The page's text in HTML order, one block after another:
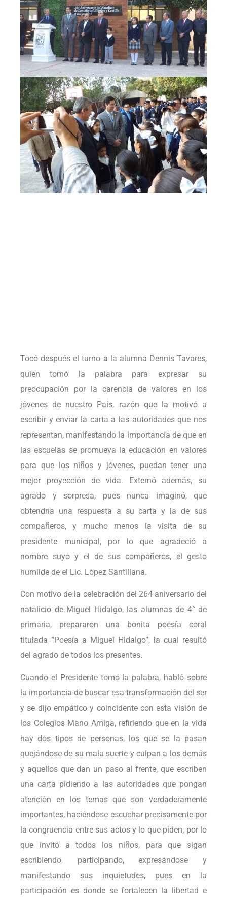
Tocó después el turno a la alumna Dennis Tavares,
quien tomó la palabra para expresar su
preocupación por la carencia de valores en los
jóvenes de nuestro País, razón que la motivó a
escribir y enviar la carta a las autoridades que nos
representan, manifestando la importancia de que en
las escuelas se promueva la educación en valores
para que los niños y jóvenes, puedan tener una
mejor proyección de vida. Externó además, su
agrado y sorpresa, pues nunca imaginó, que
obtendría una respuesta a su carta y la de sus
compañeros, y mucho menos la visita de su
presidente municipal, por lo que agradeció a
nombre suyo y el de sus compañeros, el gesto
humilde de el Lic. López Santillana.
Con motivo de la celebración del 264 aniversario del
natalicio de Miguel Hidalgo, las alumnas de 4° de
primaria, prepararon una bonita poesía coral
titulada “Poesía a Miguel Hidalgo”, la cual resultó
del agrado de todos los presentes.
Cuando el Presidente tomó la palabra, habló sobre
la importancia de buscar esa transformación del ser
y se dijo empático y coincidente con esta visión de
los Colegios Mano Amiga, refiriendo que en la vida
hay dos tipos de personas, los que se la pasan
quejándose de su mala suerte y culpan a los demás
y aquellos que dan un paso al frente, que escriben
una carta pidiendo a las autoridades que pongan
atención en los temas que son verdaderamente
importantes, haciéndose escuchar precisamente por
la congruencia entre sus actos y lo que piden, por lo
que invitó a todos los niños, para que sigan
escribiendo, participando, expresándose y
manifestando sus inquietudes, pues en la
participación es donde se fortalecen la libertad e